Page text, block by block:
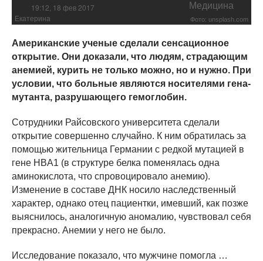
19:12, 18 фев 2017 Медицина
Екатерина Фото: unsplash.com
Американские ученые сделали сенсационное
открытие. Они доказали, что людям, страдающим
анемией, курить не только можно, но и нужно. При
условии, что больные являются носителями гена-
мутанта, разрушающего гемоглобин.
Сотрудники Райсовского университета сделали
открытие совершенно случайно. К ним обратилась за
помощью жительница Германии с редкой мутацией в
гене HBA1 (в структуре белка поменялась одна
аминокислота, что спровоцировало анемию).
Изменение в составе ДНК носило наследственный
характер, однако отец пациентки, имевший, как позже
выяснилось, аналогичную аномалию, чувствовал себя
прекрасно. Анемии у него не было.
Исследование показало, что мужчине помогла …